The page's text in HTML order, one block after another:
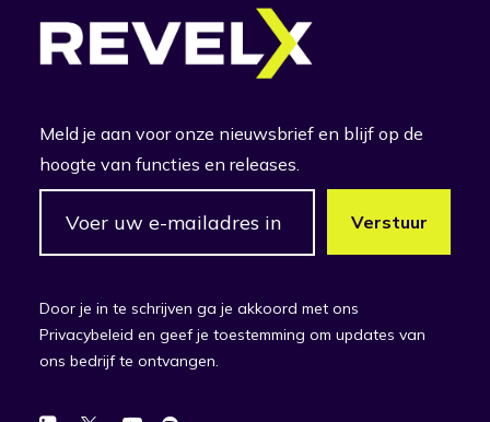
Meld je aan voor onze nieuwsbrief en blijf op de
hoogte van functies en releases.
Door je in te schrijven ga je akkoord met ons
Privacybeleid en geef je toestemming om updates van
ons bedrijf te ontvangen.